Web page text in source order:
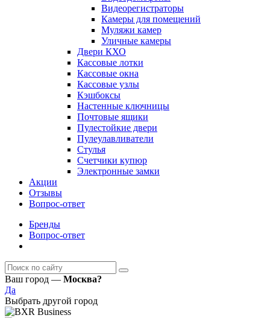
Видеорегистраторы
Камеры для помещений
Муляжи камер
Уличные камеры
Двери КХО
Кассовые лотки
Кассовые окна
Кассовые узлы
Кэшбоксы
Настенные ключницы
Почтовые ящики
Пулестойкие двери
Пулеулавливатели
Стулья
Счетчики купюр
Электронные замки
Акции
Отзывы
Вопрос-ответ
Бренды
Вопрос-ответ
Ваш город — Москва?
Да
Выбрать другой город